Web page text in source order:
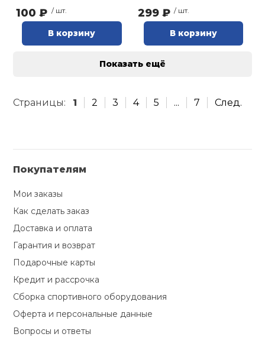
100 ₽ / шт.
В корзину
299 ₽ / шт.
В корзину
Показать ещё
Страницы: 1 2 3 4 5 ... 7 След.
Покупателям
Мои заказы
Как сделать заказ
Доставка и оплата
Гарантия и возврат
Подарочные карты
Кредит и рассрочка
Сборка спортивного оборудования
Оферта и персональные данные
Вопросы и ответы